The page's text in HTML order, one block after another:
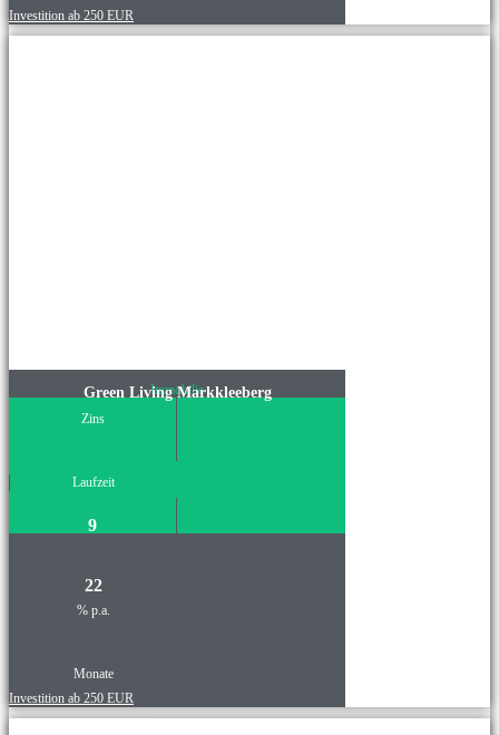
Investition ab 250 EUR
Immobilie
Green Living Markkleeberg
Zins
Laufzeit
9
22
% p.a.
Monate
Investition ab 250 EUR